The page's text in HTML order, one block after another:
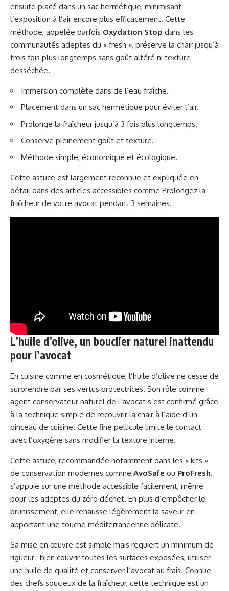
ensuite placé dans un sac hermétique, minimisant
l’exposition à l’air encore plus efficacement. Cette
méthode, appelée parfois Oxydation Stop dans les
communautés adeptes du « fresh », préserve la chair jusqu’à
trois fois plus longtemps sans goût altéré ni texture
desséchée.
Immersion complète dans de l’eau fraîche.
Placement dans un sac hermétique pour éviter l’air.
Prolonge la fraîcheur jusqu’à 3 fois plus longtemps.
Conserve pleinement goût et texture.
Méthode simple, économique et écologique.
Cette astuce est largement reconnue et expliquée en
détail dans des articles accessibles comme Prolongez la
fraîcheur de votre avocat pendant 3 semaines.
L’huile d’olive, un bouclier naturel inattendu
pour l’avocat
En cuisine comme en cosmétique, l’huile d’olive ne cesse de
surprendre par ses vertus protectrices. Son rôle comme
agent conservateur naturel de l’avocat s’est confirmé grâce
à la technique simple de recouvrir la chair à l’aide d’un
pinceau de cuisine. Cette fine pellicule limite le contact
avec l’oxygène sans modifier la texture interne.
Cette astuce, recommandée notamment dans les « kits »
de conservation modernes comme AvoSafe ou ProFresh,
s’appuie sur une méthode accessible facilement, même
pour les adeptes du zéro déchet. En plus d’empêcher le
brunissement, elle rehausse légèrement la saveur en
apportant une touche méditerranéenne délicate.
Sa mise en œuvre est simple mais requiert un minimum de
rigueur : bien couvrir toutes les surfaces exposées, utiliser
une huile de qualité et conserver l’avocat au frais. Connue
des chefs soucieux de la fraîcheur, cette technique est un